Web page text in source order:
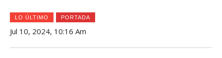
LO ÚLTIMO PORTADA
Jul 10, 2024, 10:16 Am